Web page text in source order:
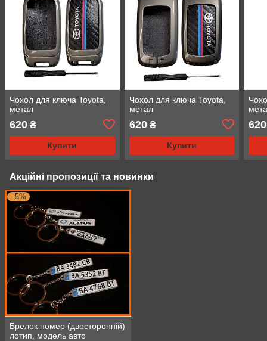
Чохол для ключа Toyota,
метал
620 ₴
Купити
Чохол для ключа Toyota,
метал
620₴
Купити
620
Акційні пропозиції та новинки
–5%
Брелок номер (двосторонній)
лотип, модель авто